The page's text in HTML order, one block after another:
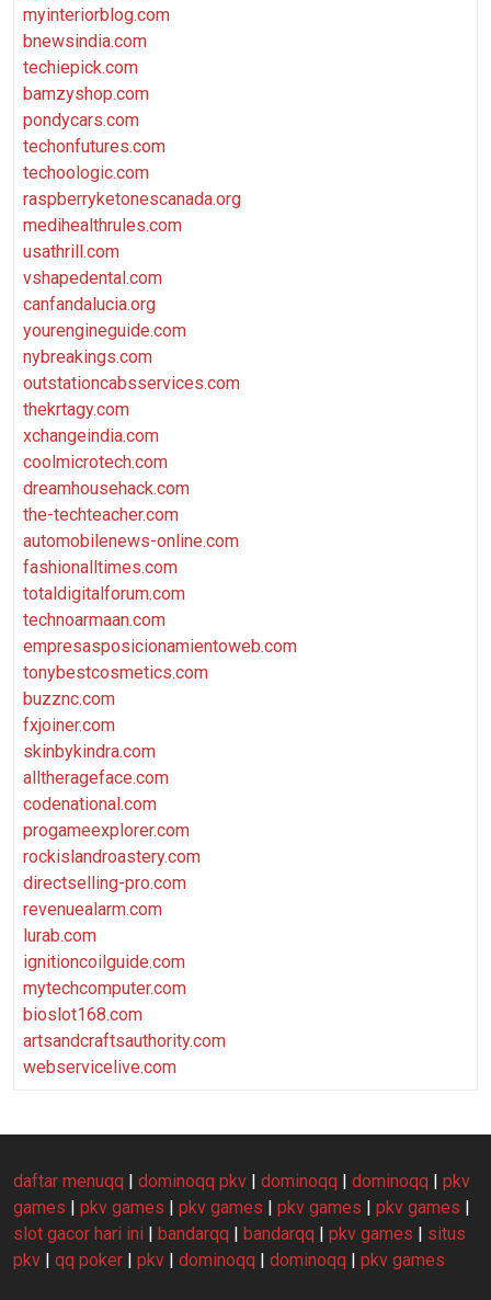
myinteriorblog.com
bnewsindia.com
techiepick.com
bamzyshop.com
pondycars.com
techonfutures.com
techoologic.com
raspberryketonescanada.org
medihealthrules.com
usathrill.com
vshapedental.com
canfandalucia.org
yourengineguide.com
nybreakings.com
outstationcabsservices.com
thekrtagy.com
xchangeindia.com
coolmicrotech.com
dreamhousehack.com
the-techteacher.com
automobilenews-online.com
fashionalltimes.com
totaldigitalforum.com
technoarmaan.com
empresasposicionamientoweb.com
tonybestcosmetics.com
buzznc.com
fxjoiner.com
skinbykindra.com
alltherageface.com
codenational.com
progameexplorer.com
rockislandroastery.com
directselling-pro.com
revenuealarm.com
lurab.com
ignitioncoilguide.com
mytechcomputer.com
bioslot168.com
artsandcraftsauthority.com
webservicelive.com
daftar menuqq | dominoqq pkv | dominoqq | dominoqq | pkv
games | pkv games | pkv games | pkv games | pkv games |
slot gacor hari ini | bandarqq | bandarqq | pkv games | situs
pkv | qq poker | pkv | dominoqq | dominoqq | pkv games